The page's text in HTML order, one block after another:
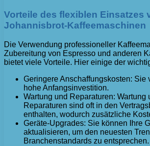
Vorteile des flexiblen Einsatzes
Johannisbrot-Kaffeemaschinen
Die Verwendung professioneller
Zubereitung von Espresso und anderen
bietet viele Vorteile. Hier einige der
Geringere Anschaffungskosten: Sie
hohe Anfangsinvestition.
Wartung und Reparaturen: Wartung
Reparaturen sind oft in den
enthalten, wodurch zusätzliche
Geräte-Upgrades: Sie können Ihre
aktualisieren, um den neuesten
Branchenstandards zu entsprechen.